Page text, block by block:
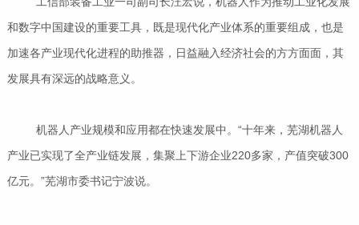
和数字中国建设的重要工具，既是现代化产业体系的重要组成，也是
加速各产业现代化进程的助推器，日益融入经济社会的方方面面，其
发展具有深远的战略意义。
机器人产业规模和应用都在快速发展中。“十年来，芜湖机器人
产业已实现了全产业链发展，集聚上下游企业220多家，产值突破300
亿元。”芜湖市委书记宁波说。